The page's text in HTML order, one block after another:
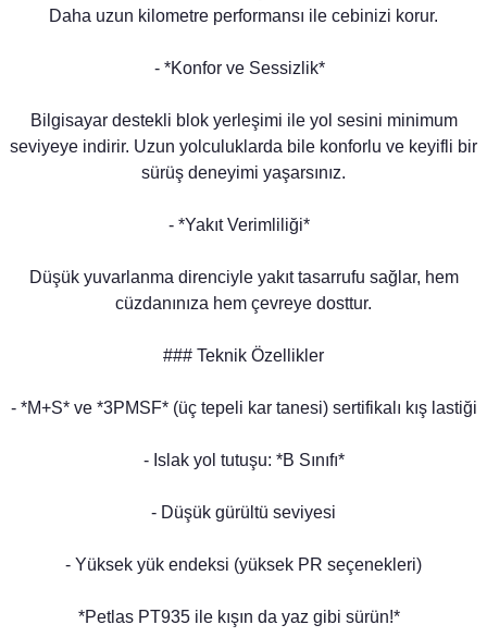
Daha uzun kilometre performansı ile cebinizi korur.
- *Konfor ve Sessizlik*
Bilgisayar destekli blok yerleşimi ile yol sesini minimum
seviyeye indirir. Uzun yolculuklarda bile konforlu ve keyifli bir
sürüş deneyimi yaşarsınız.
- *Yakıt Verimliliği*
Düşük yuvarlanma direnciyle yakıt tasarrufu sağlar, hem
cüzdanınıza hem çevreye dosttur.
### Teknik Özellikler
- *M+S* ve *3PMSF* (üç tepeli kar tanesi) sertifikalı kış lastiği
- Islak yol tutuşu: *B Sınıfı*
- Düşük gürültü seviyesi
- Yüksek yük endeksi (yüksek PR seçenekleri)
*Petlas PT935 ile kışın da yaz gibi sürün!*